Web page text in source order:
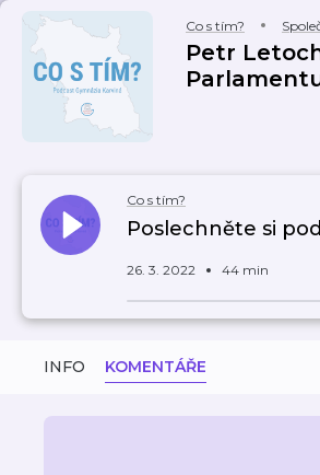
Co s tím?
Petr
Co s tím?
Poslechněte si
26. 3. 2022 44 min
INFO KOMENTÁŘE